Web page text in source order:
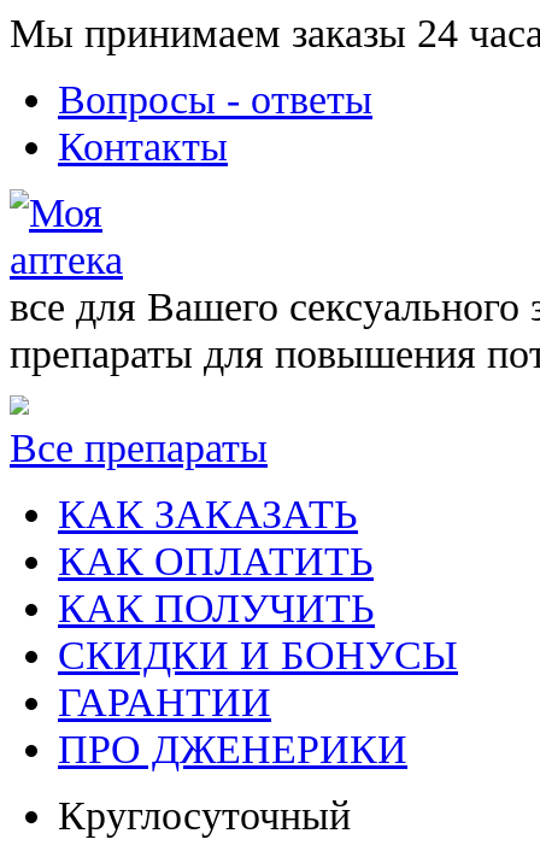
Мы принимаем заказы 24
Вопросы - ответы
Контакты
все для Вашего сексуального
препараты для повышения
Все препараты
КАК ЗАКАЗАТЬ
КАК ОПЛАТИТЬ
КАК ПОЛУЧИТЬ
СКИДКИ И БОНУСЫ
ГАРАНТИИ
ПРО ДЖЕНЕРИКИ
Круглосуточный